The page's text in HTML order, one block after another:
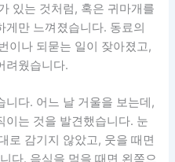
있는 것처럼, 혹은 귀마개를
게만 느껴졌습니다. 동료의
이나 되묻는 일이 잦아졌고,
려웠습니다.
니다. 어느 날 거울을 보는데,
이는 것을 발견했습니다. 눈
로 감기지 않았고, 웃을 때면
다. 음식을 먹을 때면 왼쪽으